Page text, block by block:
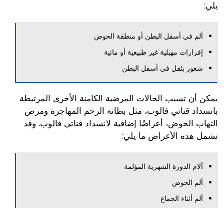
يلي:
ألم في أسفل البطن أو منطقة الحوض
إفرازات مهبلية غير طبيعية أو مائية
شعور بثقل في أسفل البطن
يمكن أن تسبب الحالات المرضية الكامنة الأخرى المرتبطة
بانسداد قناتي فالوب، مثل بطانة الرحم المهاجرة ومرض
التهاب الحوض، أعراضًا إضافية لانسداد قناتي فالوب. وقد
تشمل هذه الأعراض ما يلي:
آلام الدورة الشهرية المؤلمة
ألم الحوض
ألم أثناء الجماع